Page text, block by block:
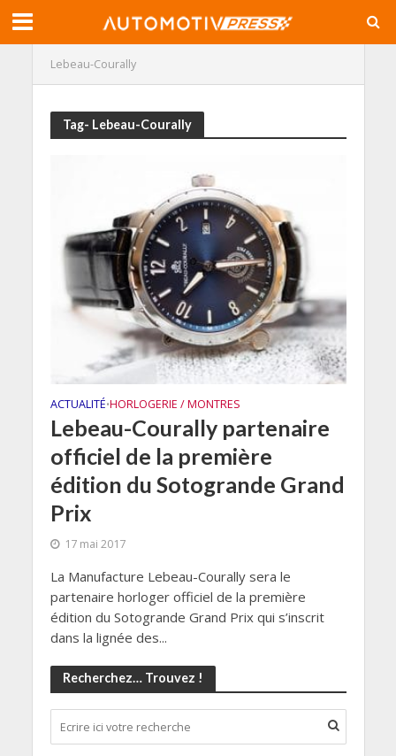
Lebeau-Courally
Tag- Lebeau-Courally
ACTUALITÉ•HORLOGERIE / MONTRES
Lebeau-Courally partenaire
officiel de la première
édition du Sotogrande Grand
Prix
17 mai 2017
La Manufacture Lebeau-Courally sera le
partenaire horloger officiel de la première
édition du Sotogrande Grand Prix qui s’inscrit
dans la lignée des...
Recherchez… Trouvez !